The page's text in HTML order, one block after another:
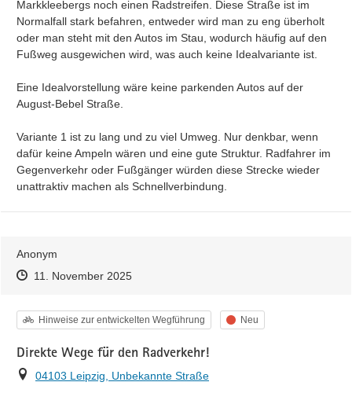
Markkleebergs noch einen Radstreifen. Diese Straße ist im
Normalfall stark befahren, entweder wird man zu eng überholt
oder man steht mit den Autos im Stau, wodurch häufig auf den
Fußweg ausgewichen wird, was auch keine Idealvariante ist.
Eine Idealvorstellung wäre keine parkenden Autos auf der
August-Bebel Straße.
Variante 1 ist zu lang und zu viel Umweg. Nur denkbar, wenn
dafür keine Ampeln wären und eine gute Struktur. Radfahrer im
Gegenverkehr oder Fußgänger würden diese Strecke wieder
unattraktiv machen als Schnellverbindung.
Anonym
Zeitpunkt des Erstellens
Zeitpunkt des Erstellens
11. November 2025Zur Äußerung
Kategorie
Hinweise zur entwickelten Wegführung Status
Neu
Direkte Wege für den Radverkehr!
Ort
04103 Leipzig, Unbekannte Straße